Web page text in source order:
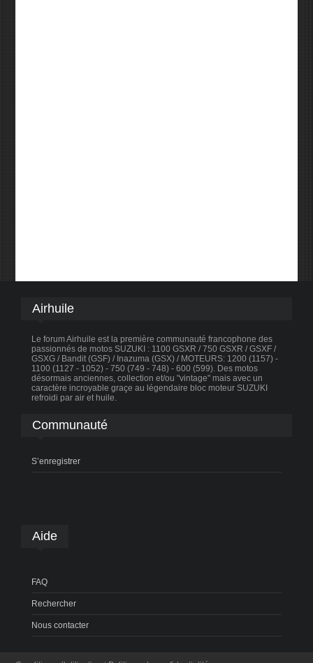
Airhuile
Le forum Airhuile est la première communauté francophone des
passionnés de motos SUZUKI : 1100 GSXR / 750 GSXR / GSXF /
GSXG / Bandit (GSF) / Inazuma (GSX) / MOTEURS: 1200 (1157) -
1100 (1127 - 1052) - 750 (749 - 748) - 600 (599). Des motos
désormais anciennes, collection et/ou "vintage" mais avec un
caractère incroyable graçe au légendaire bloc moteur SUZUKI
refroidi par air et huile.
Communauté
S’enregistrer
Aide
FAQ
Rechercher
Nous contacter